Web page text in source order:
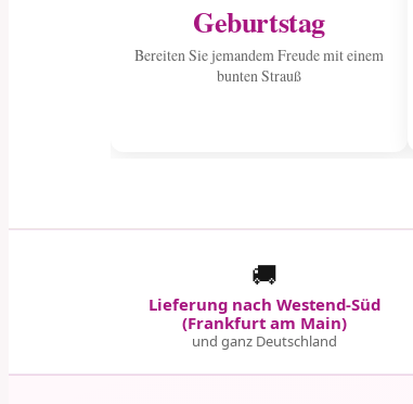
Geburtstag
Bereiten Sie jemandem Freude mit einem
bunten Strauß
🚚
Lieferung nach Westend-Süd
(Frankfurt am Main)
und ganz Deutschland